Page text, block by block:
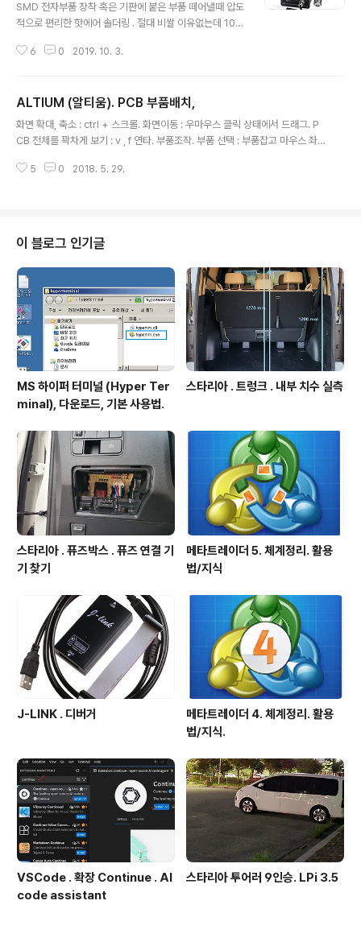
SMD 전자부품 장착 혹은 기판에 붙은 부품 떼어낼때 압도
적으로 편리한 핫에어 솔더링 . 절대 비쌀 이유없는데 100
부터 이런거 구입할 필요없다. 저렴하고 유용한것 정리. 8
공기 납땜 역 700 w 220 v 열 공기 총 용접 bga smd
재 작업 역 led 디지털 디스플레이 나선형 바람-에서열선
총부터 도구 의 Aliexpress.com | Alibaba 그 Smarte
express.com 858D 상세정보 : h..
6 0 2019. 10. 3.
ALTIUM (알티움). PCB 부품배치,
화면 확대, 축소 : ctrl + 스크롤. 화면이동 : 우마우스 클릭 상태에서 드래그. P
CB 전체를 꽉차게 보기 : v , f 연타. 부품조작. 부품 선택 : 부품잡고 마우스 좌
품들을 대충 배치해둔다. 부품배치 세밀하게 , 회로도 보면서 각 부품들 적절한
5 0 2018. 5. 29.
이 블로그 인기글
MS 하이퍼 터미널 (Hyper Ter
minal), 다운로드, 기본 사용법.
스타리아 . 트렁크 . 내부 치수 실측
스타리아 . 퓨즈박스 . 퓨즈 연결 기
기 찾기
메타트레이더 5. 체계정리. 활용
법/지식
J-LINK . 디버거
메타트레이더 4. 체계정리. 활용
법/지식.
VSCode . 확장 Continue . AI
code assistant
스타리아 투어러 9인승. LPi 3.5